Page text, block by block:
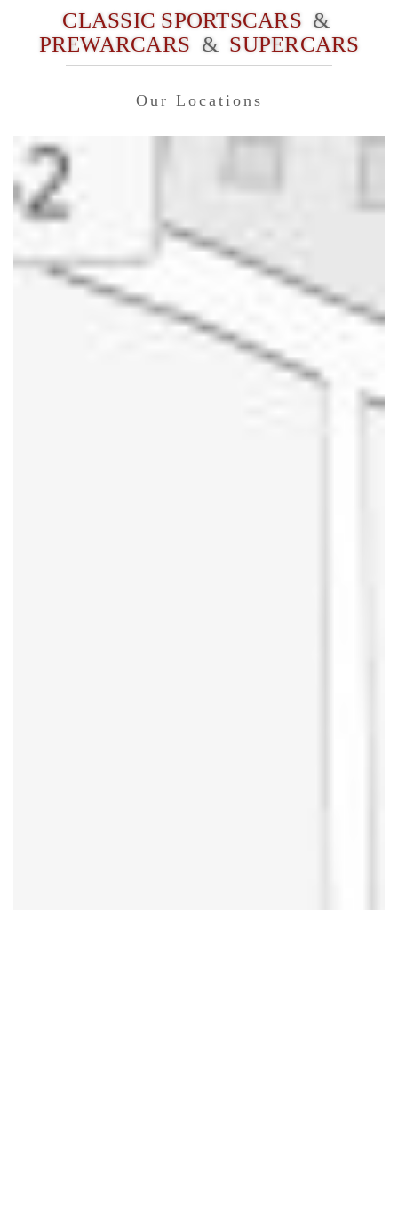
CLASSIC SPORTSCARS &
PREWARCARS & SUPERCARS
Our Locations